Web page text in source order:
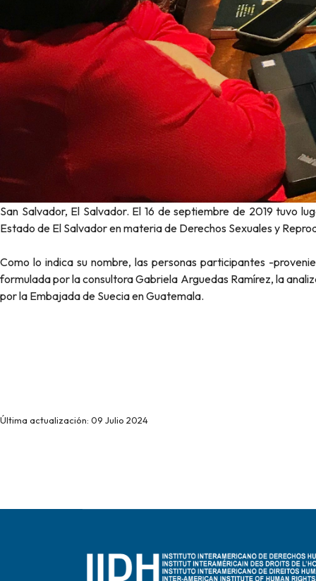
San Salvador, El Salvador. El 16 de septiembre de 2019 tuvo
Estado de El Salvador en materia de Derechos Sexuales y
Como lo indica su nombre, las personas participantes -
formulada por la consultora Gabriela Arguedas Ramírez, la
por la Embajada de Suecia en Guatemala.
Última actualización: 09 Julio 2024